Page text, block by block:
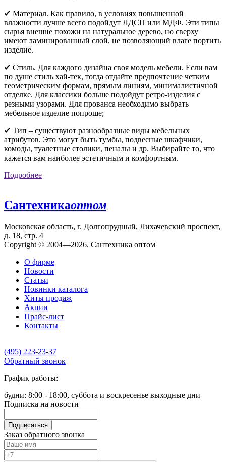
✔ Материал. Как правило, в условиях повышенной
влажности лучше всего подойдут ЛДСП или МДФ. Эти типы
сырья внешне похожи на натуральное дерево, но сверху
имеют ламинированный слой, не позволяющий влаге портить
изделие.
✔ Стиль. Для каждого дизайна своя модель мебели. Если вам
по душе стиль хай-тек, тогда отдайте предпочтение четким
геометрическим формам, прямым линиям, минималистичной
отделке. Для классики больше подойдут ретро-изделия с
резными узорами. Для прованса необходимо выбрать
мебельное изделие попроще;
✔ Тип – существуют разнообразные виды мебельных
атрибутов. Это могут быть тумбы, подвесные шкафчики,
комоды, туалетные столики, пеналы и др. Выбирайте то, что
кажется вам наиболее эстетичным и комфортным.
Подробнее
Сантехникаоптом
Московская область, г. Долгопрудный, Лихачевский проспект,
д. 18, стр. 4
Copyright © 2004—2026. Сантехника оптом
О фирме
Новости
Статьи
Новинки каталога
Хиты продаж
Акции
Прайс-лист
Контакты
(495) 223-23-37
Обратный звонок
График работы:
будни: 8:00 - 18:00, суббота и воскресенье выходные дни
Подписка на новости
Подписаться
Заказ обратного звонка